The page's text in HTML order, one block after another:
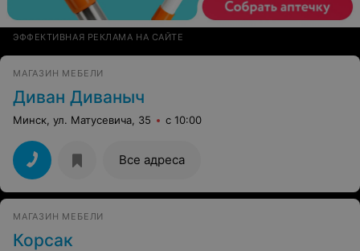
ЭФФЕКТИВНАЯ РЕКЛАМА НА САЙТЕ
МАГАЗИН МЕБЕЛИ
Диван Диваныч
Минск, ул. Матусевича, 35 с 10:00
Все адреса
МАГАЗИН МЕБЕЛИ
Корсак